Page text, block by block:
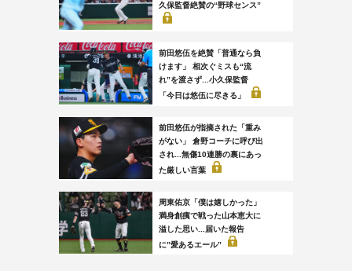
久保監督絶賛の“野球センス”
前田悠伍を絶賛「普通なら負
けます」 相次ぐミスも“流
れ”を渡さず...小久保監督
「今日は悠伍に尽きる」
前田悠伍が指摘された「重み
がない」 倉野コーチに呼び出
され...無傷10連勝の裏にあっ
た厳しい言葉
周東佑京「僕は嬉しかった」
満身創痍で戦った山本恵大に
溢した思い...届いた報告
に”愛あるエール”